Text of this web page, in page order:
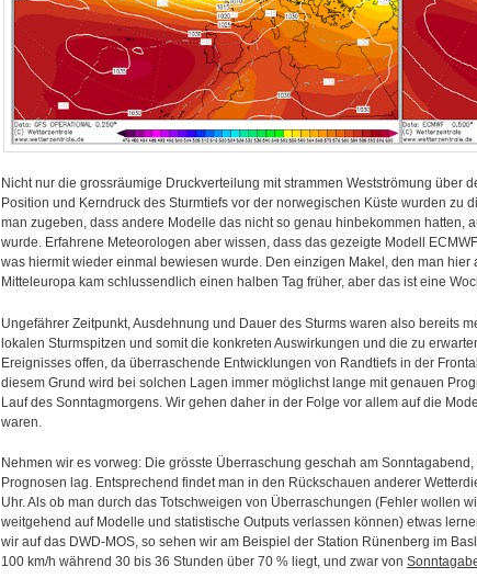
Nicht nur die grossräumige Druckverteilung mit strammen Westströmung über
Position und Kerndruck des Sturmtiefs vor der norwegischen Küste wurden zu
man zugeben, dass andere Modelle das nicht so genau hinbekommen hatten,
wurde. Erfahrene Meteorologen aber wissen, dass das gezeigte Modell
was hiermit wieder einmal bewiesen wurde. Den einzigen Makel, den man
Mitteleuropa kam schlussendlich einen halben Tag früher, aber das ist eine
Ungefährer Zeitpunkt, Ausdehnung und Dauer des Sturms waren also bereits
lokalen Sturmspitzen und somit die konkreten Auswirkungen und die zu
Ereignisses offen, da überraschende Entwicklungen von Randtiefs in der
diesem Grund wird bei solchen Lagen immer möglichst lange mit genauen
Lauf des Sonntagmorgens. Wir gehen daher in der Folge vor allem auf die
waren.
Nehmen wir es vorweg: Die grösste Überraschung geschah am
Prognosen lag. Entsprechend findet man in den Rückschauen anderer
Uhr. Als ob man durch das Totschweigen von Überraschungen (Fehler wollen
weitgehend auf Modelle und statistische Outputs verlassen können) etwas
wir auf das DWD-MOS, so sehen wir am Beispiel der Station Rünenberg im
100 km/h während 30 bis 36 Stunden über 70 % liegt, und zwar von